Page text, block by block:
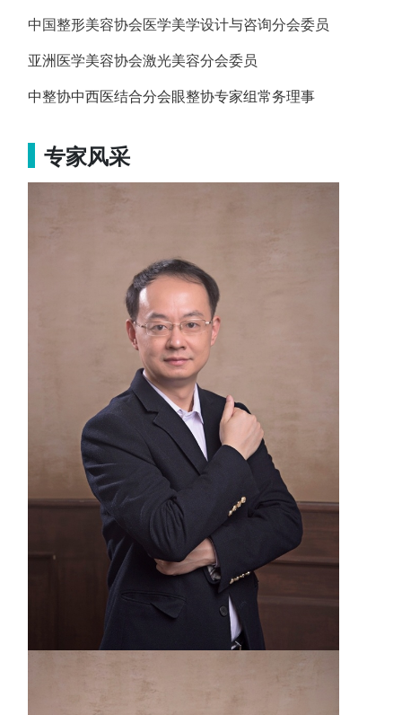
中国整形美容协会医学美学设计与咨询分会委员
亚洲医学美容协会激光美容分会委员
中整协中西医结合分会眼整协专家组常务理事
专家风采